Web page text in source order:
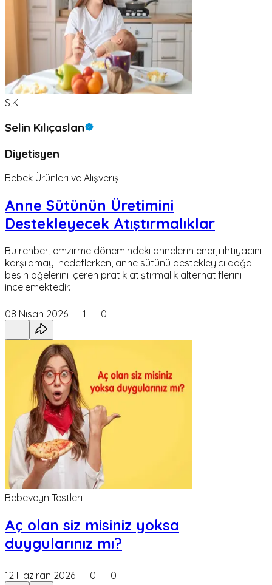
S,K
Selin Kılıçaslan
Diyetisyen
Bebek Ürünleri ve Alışveriş
Anne Sütünün Üretimini
Destekleyecek Atıştırmalıklar
Bu rehber, emzirme dönemindeki annelerin enerji ihtiyacını
karşılamayı hedeflerken, anne sütünü destekleyici doğal
besin öğelerini içeren pratik atıştırmalık alternatiflerini
incelemektedir.
08 Nisan 2026 1 0
Bebeveyn Testleri
Aç olan siz misiniz yoksa
duygularınız mı?
12 Haziran 2026 0 0